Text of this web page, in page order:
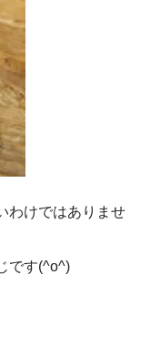
わけではありませ
です(^o^)